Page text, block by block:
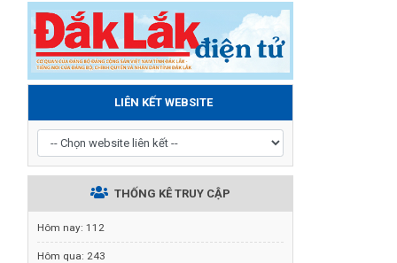
LIÊN KẾT WEBSITE
THỐNG KÊ TRUY CẬP
Hôm nay: 112
Hôm qua: 243